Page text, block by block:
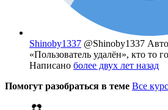
Shinoby1337 @Shinoby1337
«Пользователь удалён», кто то
Написано более двух лет назад
Помогут разобраться в теме Все